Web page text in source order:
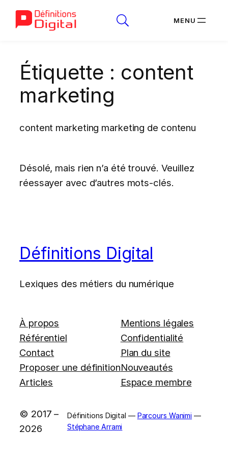
contenu
Étiquette : content
marketing
content marketing marketing de contenu
Désolé, mais rien n’a été trouvé. Veuillez
réessayer avec d’autres mots-clés.
Définitions Digital
Lexiques des métiers du numérique
À propos
Référentiel
Contact
Proposer une définition
Articles
Mentions légales
Confidentialité
Plan du site
Nouveautés
Espace membre
© 2017 –
2026
Définitions Digital — Parcours Wanimi —
Stéphane Arrami